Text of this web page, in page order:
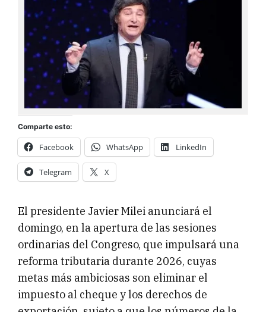
Comparte esto:
Facebook WhatsApp LinkedIn
Telegram X
El presidente Javier Milei anunciará el
domingo, en la apertura de las sesiones
ordinarias del Congreso, que impulsará una
reforma tributaria durante 2026, cuyas
metas más ambiciosas son eliminar el
impuesto al cheque y los derechos de